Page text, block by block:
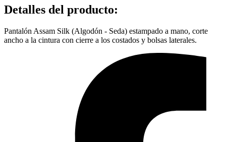
Detalles del producto:
Pantalón Assam Silk (Algodón - Seda) estampado a mano, corte
ancho a la cintura con cierre a los costados y bolsas laterales.